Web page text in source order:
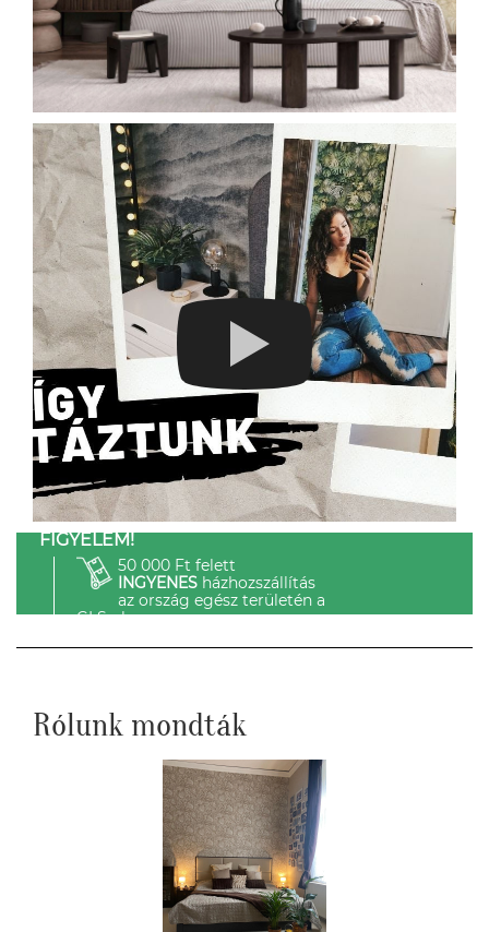
FIGYELEM!
50 000 Ft felett
INGYENESházhozszállítás
az ország egész területén a
GLS-el.
Rólunk mondták